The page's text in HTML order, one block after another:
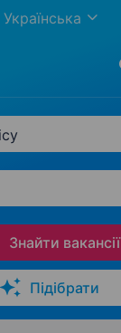
Українська
Знайти вакансії
Підібрати